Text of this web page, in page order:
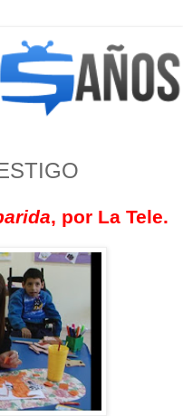
, por La Tele.